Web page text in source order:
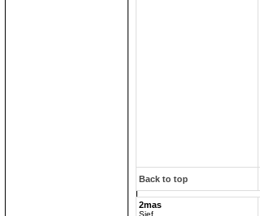
Back to top
2mas
Sjef